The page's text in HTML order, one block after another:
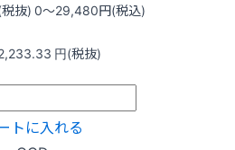
抜)0〜29,480円(税込)
円(税抜)
トに入れる